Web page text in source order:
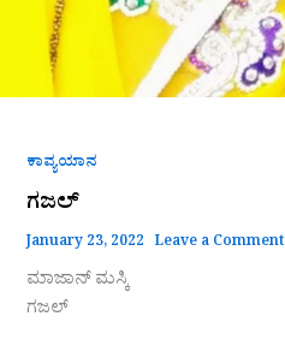
ಕಾವ್ಯಯಾನ
ಗಜಲ್
January 23, 2022 Leave a Comment
ಮಾಜಾನ್ ಮಸ್ಕಿ
ಗಜಲ್